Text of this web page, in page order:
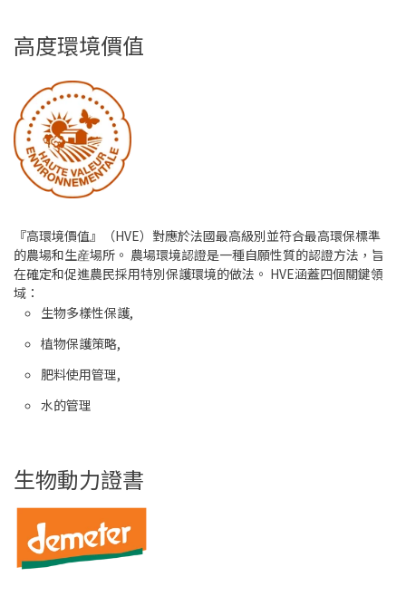
高度環境價值
『高環境價值』（HVE）對應於法國最高級別並符合最高環保標準
的農場和生産場所。 農場環境認證是一種自願性質的認證方法，旨
在確定和促進農民採用特別保護環境的做法。 HVE涵蓋四個關鍵領
域：
生物多樣性保護,
植物保護策略,
肥料使用管理,
水的管理
生物動力證書